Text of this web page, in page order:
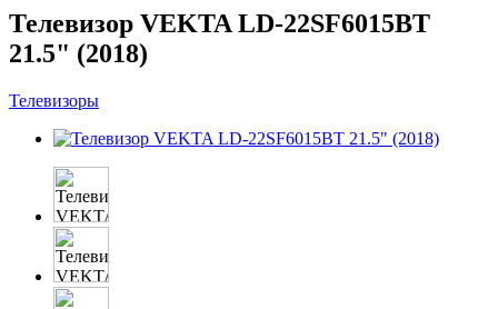
Телевизор VEKTA LD-22SF6015BT
21.5" (2018)
Телевизоры